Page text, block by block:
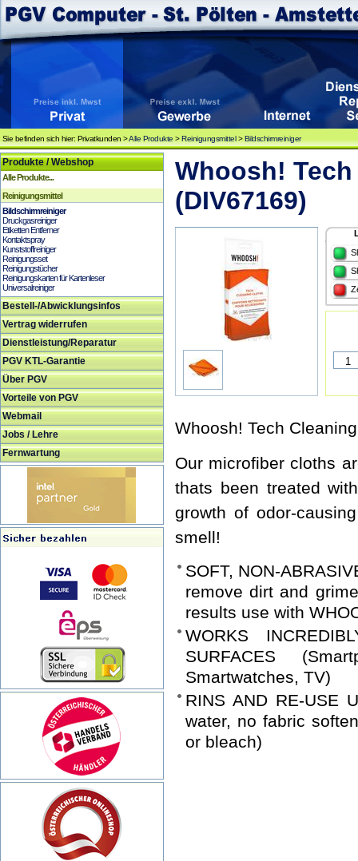
Sie befinden sich hier: Privatkunden >Alle Produkte >Reinigungsmittel>Bildschirmreiniger
Produkte / Webshop
Alle Produkte...
Reinigungsmittel
Bildschirmreiniger
Druckgasreiniger
Etiketten Entferner
Kontaktspray
Kunststoffreiniger
Reinigungsset
Reinigungstücher
Reinigungskarten für Kartenleser
Universalreiniger
Bestell-/Abwicklungsinfos
Vertrag widerrufen
Dienstleistung/Reparatur
PGV KTL-Garantie
Über PGV
Vorteile von PGV
Webmail
Jobs / Lehre
Fernwartung
Whoosh!
(DIV67169)
Whoosh! Tech
Our microfiber cloths
thats been treated
growth of odor-
smell!
SOFT, NON-
remove dirt and
results use with
WORKS
SURFACES
Smartwatches, TV)
RINS AND RE-USE
water, no fabric
or bleach)